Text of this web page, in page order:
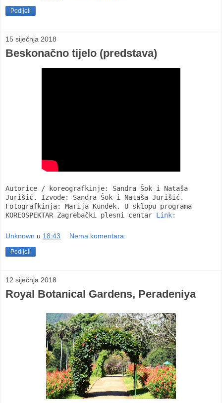
Podijeli
15 siječnja 2018
Beskonačno tijelo (predstava)
Autorice / koreografkinje: Sandra Šok i Nataša
Jurišić. Izvode: Sandra Šok i Nataša Jurišić.
Fotografkinja: Marija Kundek. U sklopu programa
KOREOSPEKTAR Zagrebački plesni centar Link:
Unknown u 18:43 Nema komentara:
Podijeli
12 siječnja 2018
Royal Botanical Gardens, Peradeniya